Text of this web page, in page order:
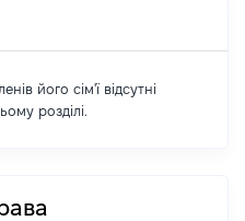
його сім'ї відсутні
розділі.